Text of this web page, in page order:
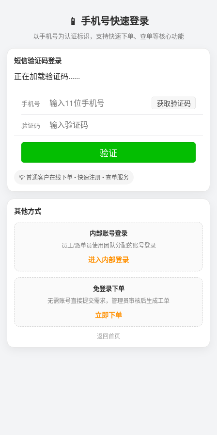
📱 手机号快速登录
以手机号为认证标识，支持快速下单、查单等核心功能
短信验证码登录
正在加载验证码......
手机号 获取验证码
验证码
验证
💡 普通客户在线下单 • 快速注册 • 查单服务
其他方式
内部账号登录
员工/派单员使用团队分配的账号登录
进入内部登录
免登录下单
无需账号直接提交需求，管理员审核后生成工单
立即下单
返回首页